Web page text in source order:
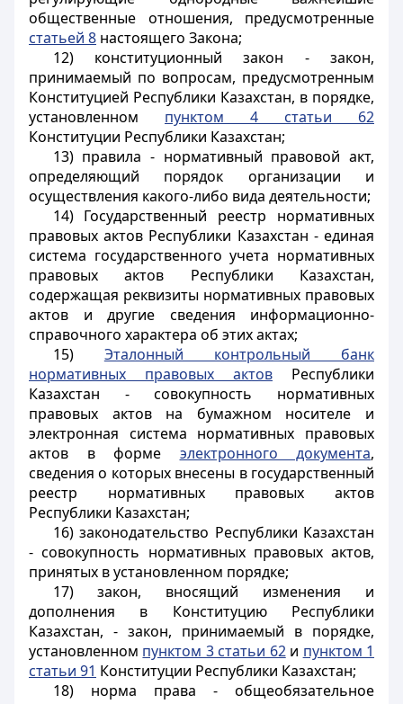
общественные отношения, предусмотренные
статьей 8 настоящего Закона;
12) конституционный закон - закон,
принимаемый по вопросам, предусмотренным
Конституцией Республики Казахстан, в порядке,
установленном пунктом 4 статьи 62
Конституции Республики Казахстан;
13) правила - нормативный правовой акт,
определяющий порядок организации и
осуществления какого-либо вида деятельности;
14) Государственный реестр нормативных
правовых актов Республики Казахстан - единая
система государственного учета нормативных
правовых актов Республики Казахстан,
содержащая реквизиты нормативных правовых
актов и другие сведения информационно-
справочного характера об этих актах;
15) Эталонный контрольный банк
нормативных правовых актов Республики
Казахстан - совокупность нормативных
правовых актов на бумажном носителе и
электронная система нормативных правовых
актов в форме электронного документа,
сведения о которых внесены в государственный
реестр нормативных правовых актов
Республики Казахстан;
16) законодательство Республики Казахстан
- совокупность нормативных правовых актов,
принятых в установленном порядке;
17) закон, вносящий изменения и
дополнения в Конституцию Республики
Казахстан, - закон, принимаемый в порядке,
установленном пунктом 3 статьи 62и пунктом 1
статьи 91 Конституции Республики Казахстан;
18) норма права - общеобязательное